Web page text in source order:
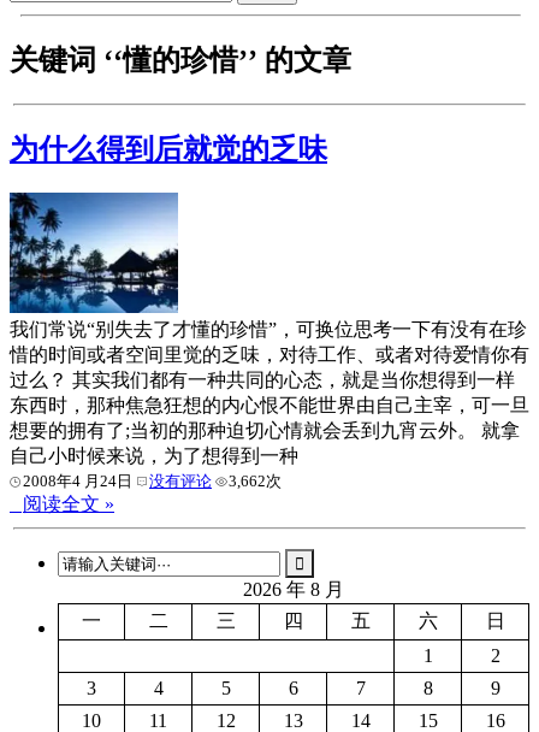
关键词 ‘‘懂的珍惜’’ 的文章
为什么得到后就觉的乏味
我们常说“别失去了才懂的珍惜”，可换位思考一下有没有在珍
惜的时间或者空间里觉的乏味，对待工作、或者对待爱情你有
过么？ 其实我们都有一种共同的心态，就是当你想得到一样
东西时，那种焦急狂想的内心恨不能世界由自己主宰，可一旦
想要的拥有了;当初的那种迫切心情就会丢到九宵云外。 就拿
自己小时候来说，为了想得到一种
2008年4 月24日 没有评论 3,662次
阅读全文 »
2026 年 8 月
一
二 三 四 五 六
日
1
2
3
4 5 6 7 8
9
10
11 12 13 14 15
16